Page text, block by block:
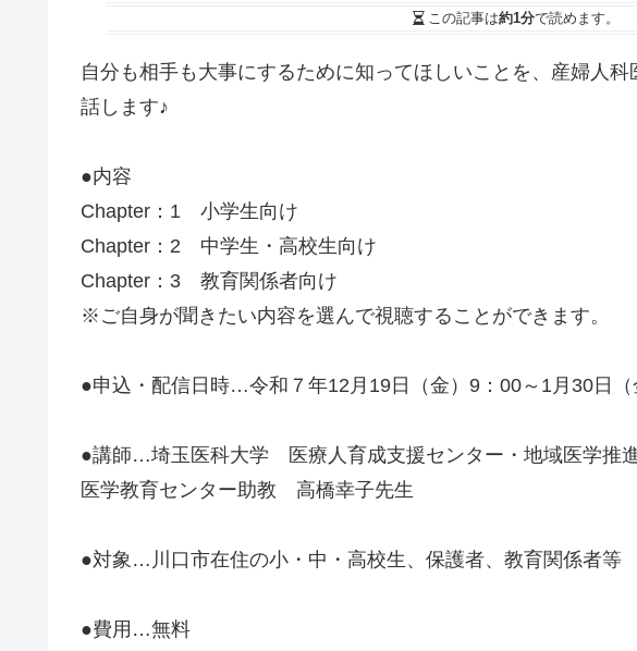
この記事は約1分で読めます。
自分も相手も大事にするために知ってほしいことを、産婦人
話します♪
●内容
Chapter：1 小学生向け
Chapter：2 中学生・高校生向け
Chapter：3 教育関係者向け
※ご自身が聞きたい内容を選んで視聴することができます。
●申込・配信日時…令和７年12月19日（金）9：00～1月30日
●講師…埼玉医科大学 医療人育成支援センター・地域医学
医学教育センター助教 高橋幸子先生
●対象…川口市在住の小・中・高校生、保護者、教育関係者等
●費用…無料